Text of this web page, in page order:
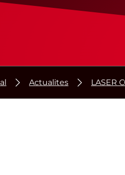
Actualites LASER